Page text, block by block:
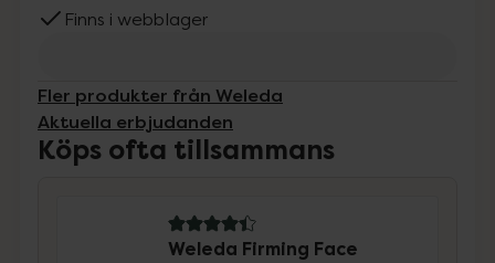
Finns i webblager
Fler produkter från Weleda
Aktuella erbjudanden
Köps ofta tillsammans
4.4 av 5 i omdöme
Weleda Firming Face